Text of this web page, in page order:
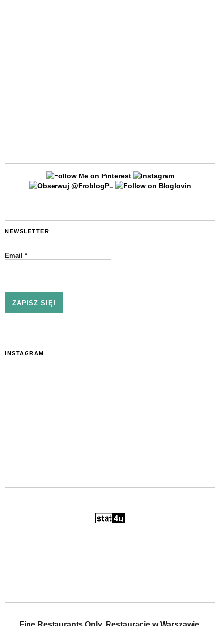
NEWSLETTER
Email *
INSTAGRAM
Fine Restaurants Only. Restauracje w Warszawie,